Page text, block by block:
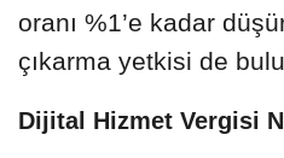
oranı %1’e kadar
çıkarma yetkisi de
Dijital Hizmet Vergisi